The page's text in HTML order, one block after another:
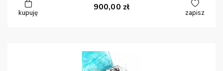
kupuję
900,00 zł
zapisz